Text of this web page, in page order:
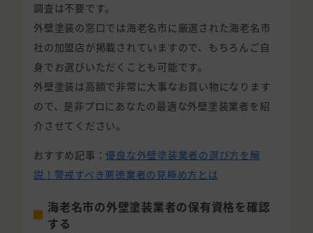
調査は不要です。
外壁塗装の窓口では海老名市に厳選された海老名市
社の加盟店が掲載されていますので、もちろんご自
身でお選びいただくことも可能です。
外壁塗装は高額で非常に大事なお買い物になります
ので、是非プロにあなたの最適な外壁塗装業者を紹
介させてください。
おすすめ記事：優良な外壁塗装業者の選び方を解
説！警戒すべき悪徳業者の見極め方とは
海老名市の外壁塗装業者の保有資格を確認
する